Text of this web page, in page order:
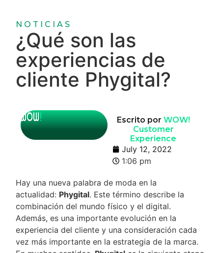
NOTICIAS
¿Qué son las
experiencias de
cliente Phygital?
Escrito por WOW!
Customer
Experience
July 12, 2022
1:06 pm
Hay una nueva palabra de moda en la
actualidad: Phygital. Este término describe la
combinación del mundo físico y el digital.
Además, es una importante evolución en la
experiencia del cliente y una consideración cada
vez más importante en la estrategia de la marca.